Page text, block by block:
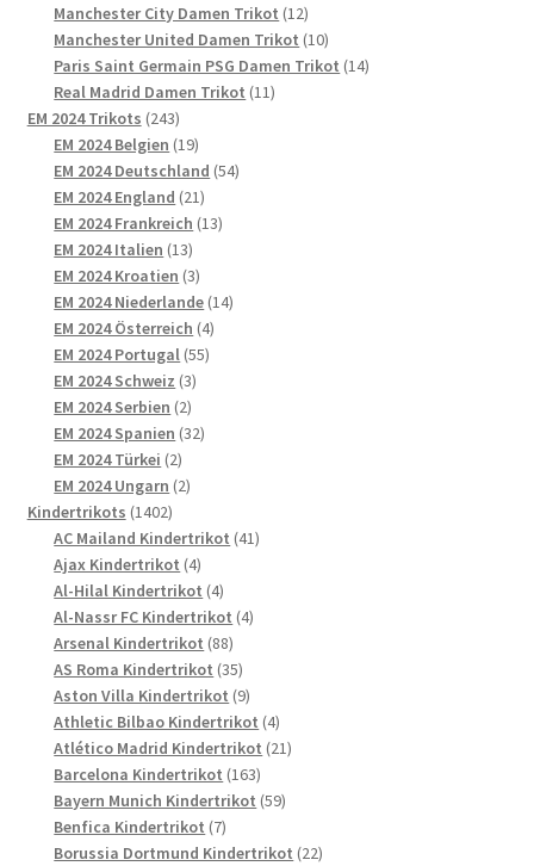
Produkte
Manchester City Damen Trikot 1212
Produkte
Manchester United Damen Trikot 1010
Produkte
Paris Saint Germain PSG Damen Trikot 1414
Real Madrid Damen Trikot 1111
EM 2024 Trikots 243243
Produkte
EM 2024 Belgien 1919
Produkte
EM 2024 Deutschland 5454
EM 2024 England 2121
Produkte
EM 2024 Frankreich 1313
EM 2024 Italien 1313
Produkte
EM 2024 Kroatien 33
Produkte
EM 2024 Niederlande 1414
EM 2024 Österreich 44
EM 2024 Portugal 5555
EM 2024 Schweiz 33
EM 2024 Serbien 22
Produkte
EM 2024 Spanien 3232
EM 2024 Türkei 22
Produkte
EM 2024 Ungarn 22
Kindertrikots 14021402
Produkte
AC Mailand Kindertrikot 4141
Ajax Kindertrikot 44
Produkte
Al-Hilal Kindertrikot 44
Produkte
Al-Nassr FC Kindertrikot 44
Arsenal Kindertrikot 8888
Produkte
AS Roma Kindertrikot 3535
Produkte
Aston Villa Kindertrikot 99
Produkte
Athletic Bilbao Kindertrikot 44
Produkte
Atlético Madrid Kindertrikot 2121
Barcelona Kindertrikot 163163
Produkte
Bayern Munich Kindertrikot 5959
Benfica Kindertrikot 77
Produkte
Borussia Dortmund Kindertrikot 2222